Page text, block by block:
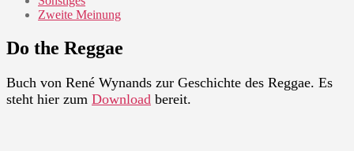
Zweite Meinung
Do the Reggae
Buch von René Wynands zur Geschichte des Reggae. Es
steht hier zum Download bereit.